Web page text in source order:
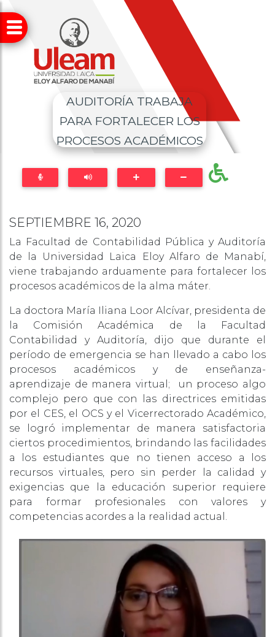
AUDITORÍA TRABAJA
PARA FORTALECER LOS
PROCESOS ACADÉMICOS
SEPTIEMBRE 16, 2020
La Facultad de Contabilidad Pública y Auditoría
de la Universidad Laica Eloy Alfaro de Manabí,
viene trabajando arduamente para fortalecer los
procesos académicos de la alma máter.
La doctora María Iliana Loor Alcívar, presidenta de
la Comisión Académica de la Facultad
Contabilidad y Auditoría, dijo que durante el
período de emergencia se han llevado a cabo los
procesos académicos y de enseñanza-
aprendizaje de manera virtual; un proceso algo
complejo pero que con las directrices emitidas
por el CES, el OCS y el Vicerrectorado Académico,
se logró implementar de manera satisfactoria
ciertos procedimientos, brindando las facilidades
a los estudiantes que no tienen acceso a los
recursos virtuales, pero sin perder la calidad y
exigencias que la educación superior requiere
para formar profesionales con valores y
competencias acordes a la realidad actual.